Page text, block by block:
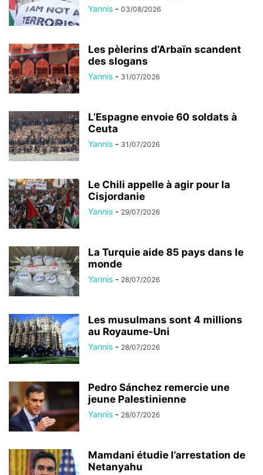
Yannis - 03/08/2026
Les pèlerins d’Arbaïn scandent
des slogans
Yannis - 31/07/2026
L’Espagne envoie 60 soldats à
Ceuta
Yannis - 31/07/2026
Le Chili appelle à agir pour la
Cisjordanie
Yannis - 29/07/2026
La Turquie aide 85 pays dans le
monde
Yannis - 28/07/2026
Les musulmans sont 4 millions
au Royaume-Uni
Yannis - 28/07/2026
Pedro Sánchez remercie une
jeune Palestinienne
Yannis - 28/07/2026
Mamdani étudie l’arrestation de
Netanyahu